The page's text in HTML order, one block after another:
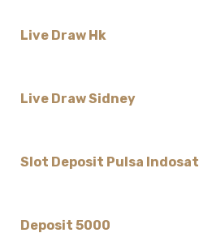
Live Draw Hk
Live Draw Sidney
Slot Deposit Pulsa Indosat
Deposit 5000